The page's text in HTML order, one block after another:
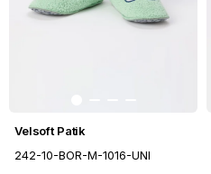
Velsoft Patik
242-10-BOR-M-1016-UNI